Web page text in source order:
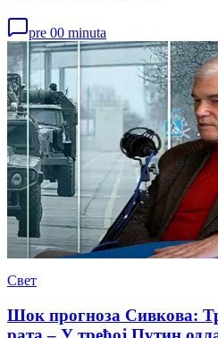
pre 00 minuta
Свет
Шок прогноза Сивкова: